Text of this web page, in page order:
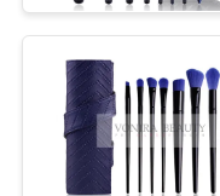
ト
良質の
シ